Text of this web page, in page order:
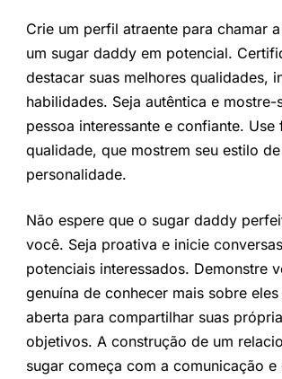
Crie um perfil atraente para chamar
um sugar daddy em potencial.
destacar suas melhores qualidades,
habilidades. Seja autêntica e mostre-
pessoa interessante e confiante. Use
qualidade, que mostrem seu estilo
personalidade.
Não espere que o sugar daddy
você. Seja proativa e inicie
potenciais interessados. Demonstre
genuína de conhecer mais sobre eles
aberta para compartilhar suas
objetivos. A construção de um
sugar começa com a comunicação e